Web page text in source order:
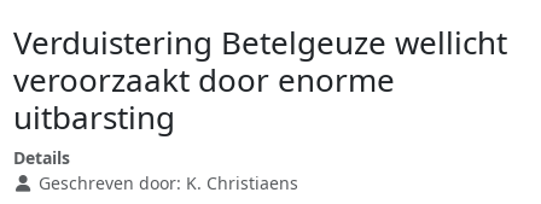
Verduistering Betelgeuze wellicht
veroorzaakt door enorme
uitbarsting
Details
Geschreven door: K. Christiaens